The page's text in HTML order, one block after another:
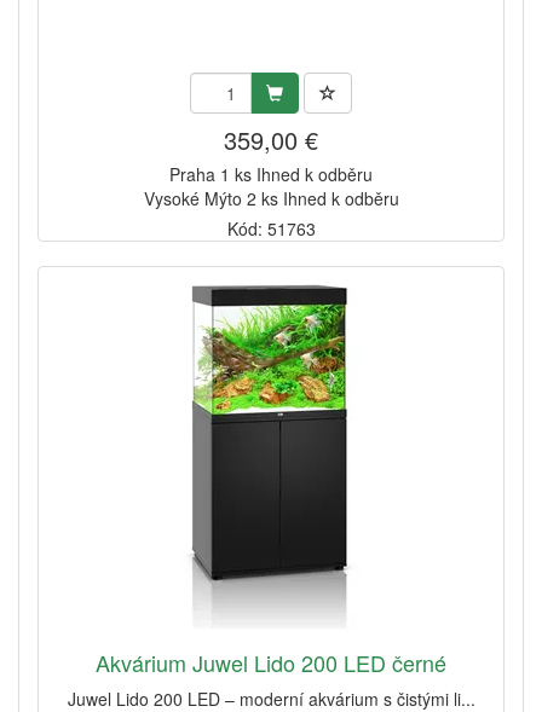
359,00 €
Praha 1 ks Ihned k odběru
Vysoké Mýto 2 ks Ihned k odběru
Kód: 51763
Akvárium Juwel Lido 200 LED černé
Juwel Lido 200 LED – moderní akvárium s čistými li...